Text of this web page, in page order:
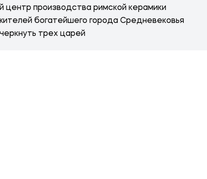
центр производства римской керамики
богатейшего города Средневековья
трех царей